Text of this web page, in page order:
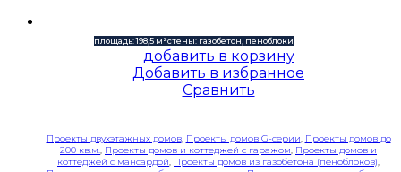
площадь: 198,5 м²стены: газобетон, пеноблоки
добавить в корзину
Добавить в избранное
Сравнить
Проекты двухэтажных домов, Проекты домов G-серии, Проекты домов до
200 кв.м., Проекты домов и коттеджей с гаражом, Проекты домов и
коттеджей с мансардой, Проекты домов из газобетона (пеноблоков),